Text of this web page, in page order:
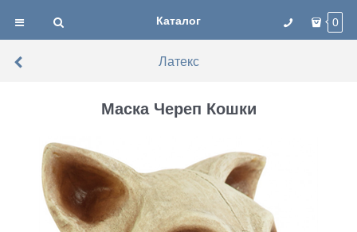
Каталог 0
Латекс
Маска Череп Кошки